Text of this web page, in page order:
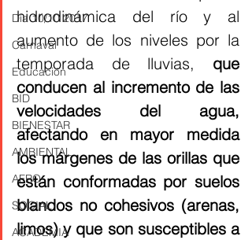
Día 10/10 2017
Carnaval
Educación
BID
BIENESTAR
AMBIENTAL
AFRO
SOCIAL
ACADEMIA
hidrodinámica del río y al
aumento de los niveles por la
temporada de lluvias, que
conducen al incremento de las
velocidades del agua,
afectando en mayor medida
los márgenes de las orillas que
están conformadas por suelos
blandos no cohesivos (arenas,
limos) y que son susceptibles a